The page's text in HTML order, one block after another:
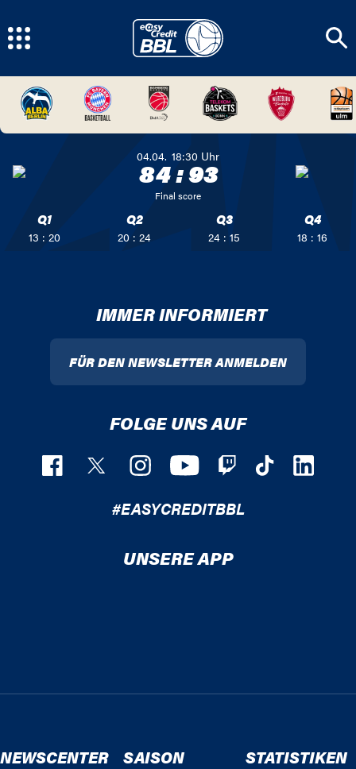
04.04. 18:30 Uhr
84:93
Final score
Q1
13 : 20
Q2
20 : 24
Q3
24 : 15
Q4
18 : 16
IMMER INFORMIERT
FÜR DEN NEWSLETTER ANMELDEN
FOLGE UNS AUF
#EASYCREDITBBL
UNSERE APP
NEWSCENTER SAISON STATISTIKEN